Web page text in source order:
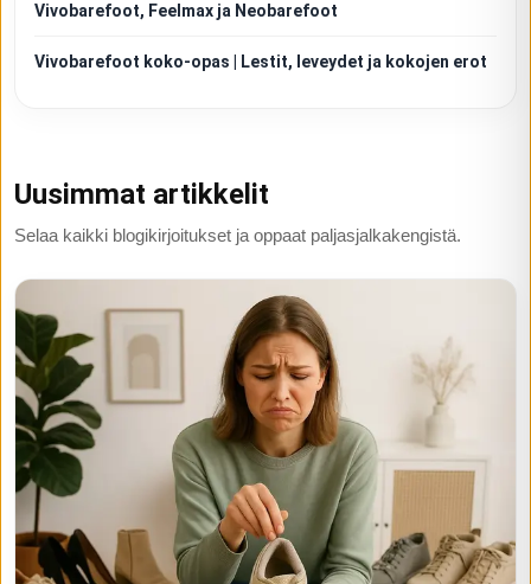
Vivobarefoot, Feelmax ja Neobarefoot
Vivobarefoot koko-opas | Lestit, leveydet ja kokojen erot
Uusimmat artikkelit
Selaa kaikki blogikirjoitukset ja oppaat paljasjalkakengistä.